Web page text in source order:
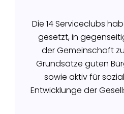
Die 14 Serviceclubs
gesetzt, in
der Gemeinschaft
Grundsätze guten
sowie aktiv für
Entwicklunge der